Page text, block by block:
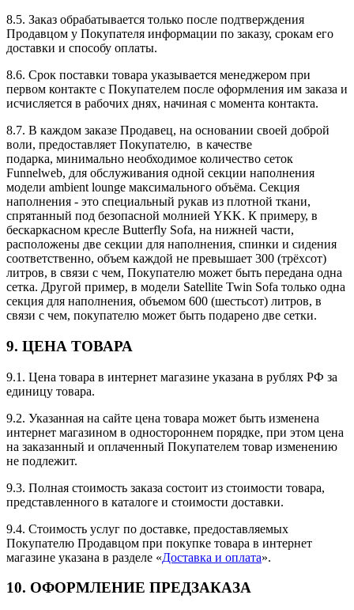
8.5. Заказ обрабатывается только после подтверждения
Продавцом у Покупателя информации по заказу, срокам его
доставки и способу оплаты.
8.6. Срок поставки товара указывается менеджером при
первом контакте с Покупателем после оформления им заказа и
исчисляется в рабочих днях, начиная с момента контакта.
8.7. В каждом заказе Продавец, на основании своей доброй
воли, предоставляет Покупателю, в качестве
подарка, минимально необходимое количество сеток
Funnelweb, для обслуживания одной секции наполнения
модели ambient lounge максимального объёма. Секция
наполнения - это специальный рукав из плотной ткани,
спрятанный под безопасной молнией YKK. К примеру, в
бескаркасном кресле Butterfly Sofa, на нижней части,
расположены две секции для наполнения, спинки и сидения
соответственно, объем каждой не превышает 300 (трёхсот)
литров, в связи с чем, Покупателю может быть передана одна
сетка. Другой пример, в модели Satellite Twin Sofa только одна
секция для наполнения, объемом 600 (шестьсот) литров, в
связи с чем, покупателю может быть подарено две сетки.
9. ЦЕНА ТОВАРА
9.1. Цена товара в интернет магазине указана в рублях РФ за
единицу товара.
9.2. Указанная на сайте цена товара может быть изменена
интернет магазином в одностороннем порядке, при этом цена
на заказанный и оплаченный Покупателем товар изменению
не подлежит.
9.3. Полная стоимость заказа состоит из стоимости товара,
представленного в каталоге и стоимости доставки.
9.4. Стоимость услуг по доставке, предоставляемых
Покупателю Продавцом при покупке товара в интернет
магазине указана в разделе «Доставка и оплата».
10. ОФОРМЛЕНИЕ ПРЕДЗАКАЗА